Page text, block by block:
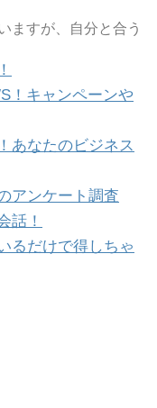
ますが、自分と合う
！キャンペーンや
あなたのビジネス
アンケート調査
話！
るだけで得しちゃ